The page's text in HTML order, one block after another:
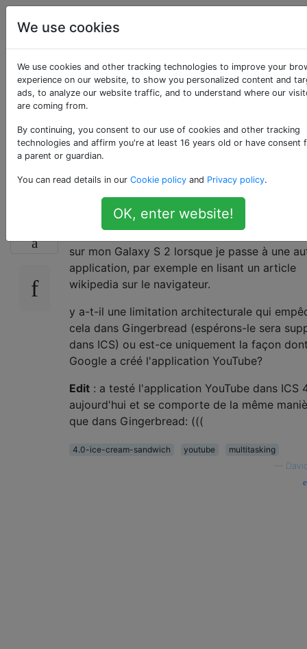
Android
Android est-il une
tâche unique ou
multitâche et
multithreading?
J'essaie de comprendre pourquoi je ne peux
continuer à écouter l'audio d'une vidéo
sur mon Galaxy S 2 lorsque je passe à une
application, par exemple en lisant un article
wikipedia sur le navigateur.
y a-t-il une limitation architecturale qui
cela dans Gingerbread (espérons-le sera
dans ICS) ou est-ce uniquement la façon
Google a créé l'application YouTube?
Edit : a testé l'application YouTube dans ICS
aujourd'hui et se comporte de la même
que dans Gingerbread: (((
4.0-ice-cream-sandwich youtube
multitasking
We use cookies
We use cookies and other tracking technologies to improve your
experience on our website, to show you personalized content and
ads, to analyze our website traffic, and to understand where our
are coming from.
By continuing, you consent to our use of cookies and other tracking
technologies and affirm you're at least 16 years old or have consent
a parent or guardian.
You can read details in our Cookie policy and Privacy policy.
OK, enter website!